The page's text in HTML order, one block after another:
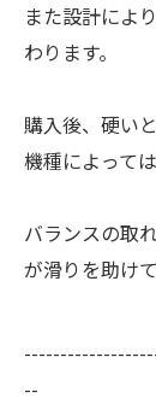
また設計によ
わります。
購入後、硬い
機種によって
バランスの取
が滑りを助け
--